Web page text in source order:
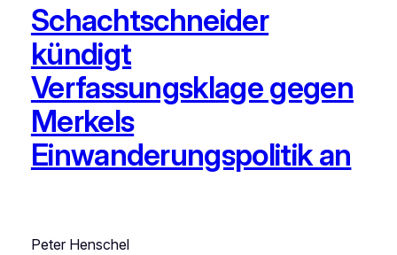
Schachtschneider
kündigt
Verfassungsklage gegen
Merkels
Einwanderungspolitik an
Peter Henschel